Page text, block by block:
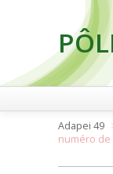
Adapei 49
numéro de